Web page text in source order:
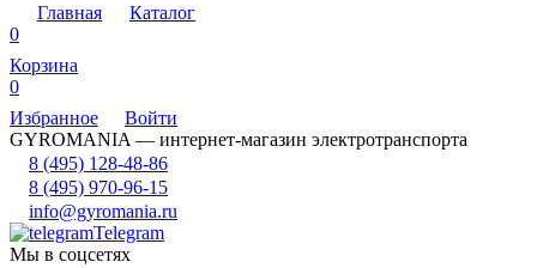
Главная
Каталог
0
Корзина
0
Избранное
Войти
GYROMANIA — интернет-магазин электротранспорта
8 (495) 128-48-86
8 (495) 970-96-15
info@gyromania.ru
Telegram
Мы в соцсетях